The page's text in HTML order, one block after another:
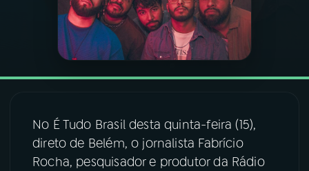
PROGRAMAÇÃO
PODCASTS
06VIDEOCASTS
No É Tudo Brasil desta quinta-feira (15),
direto de Belém, o jornalista Fabrício
Rocha, pesquisador e produtor da Rádio